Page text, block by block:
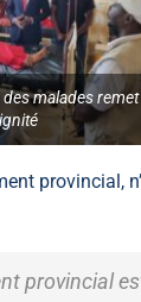
malades remet
provincial,
provincial